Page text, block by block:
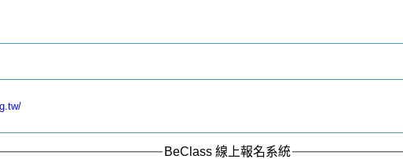
BeClass 線上報名系統